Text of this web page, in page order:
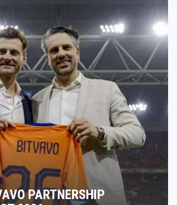
PARTNERSHIP